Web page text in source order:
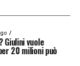
Giulini vuole
20 milioni può